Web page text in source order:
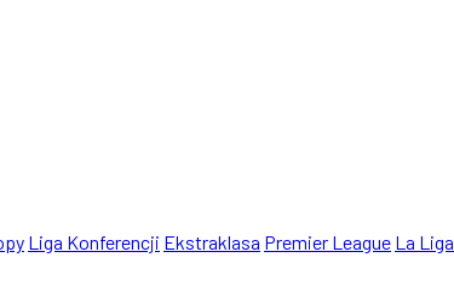
Liga Konferencji Ekstraklasa Premier League La Liga